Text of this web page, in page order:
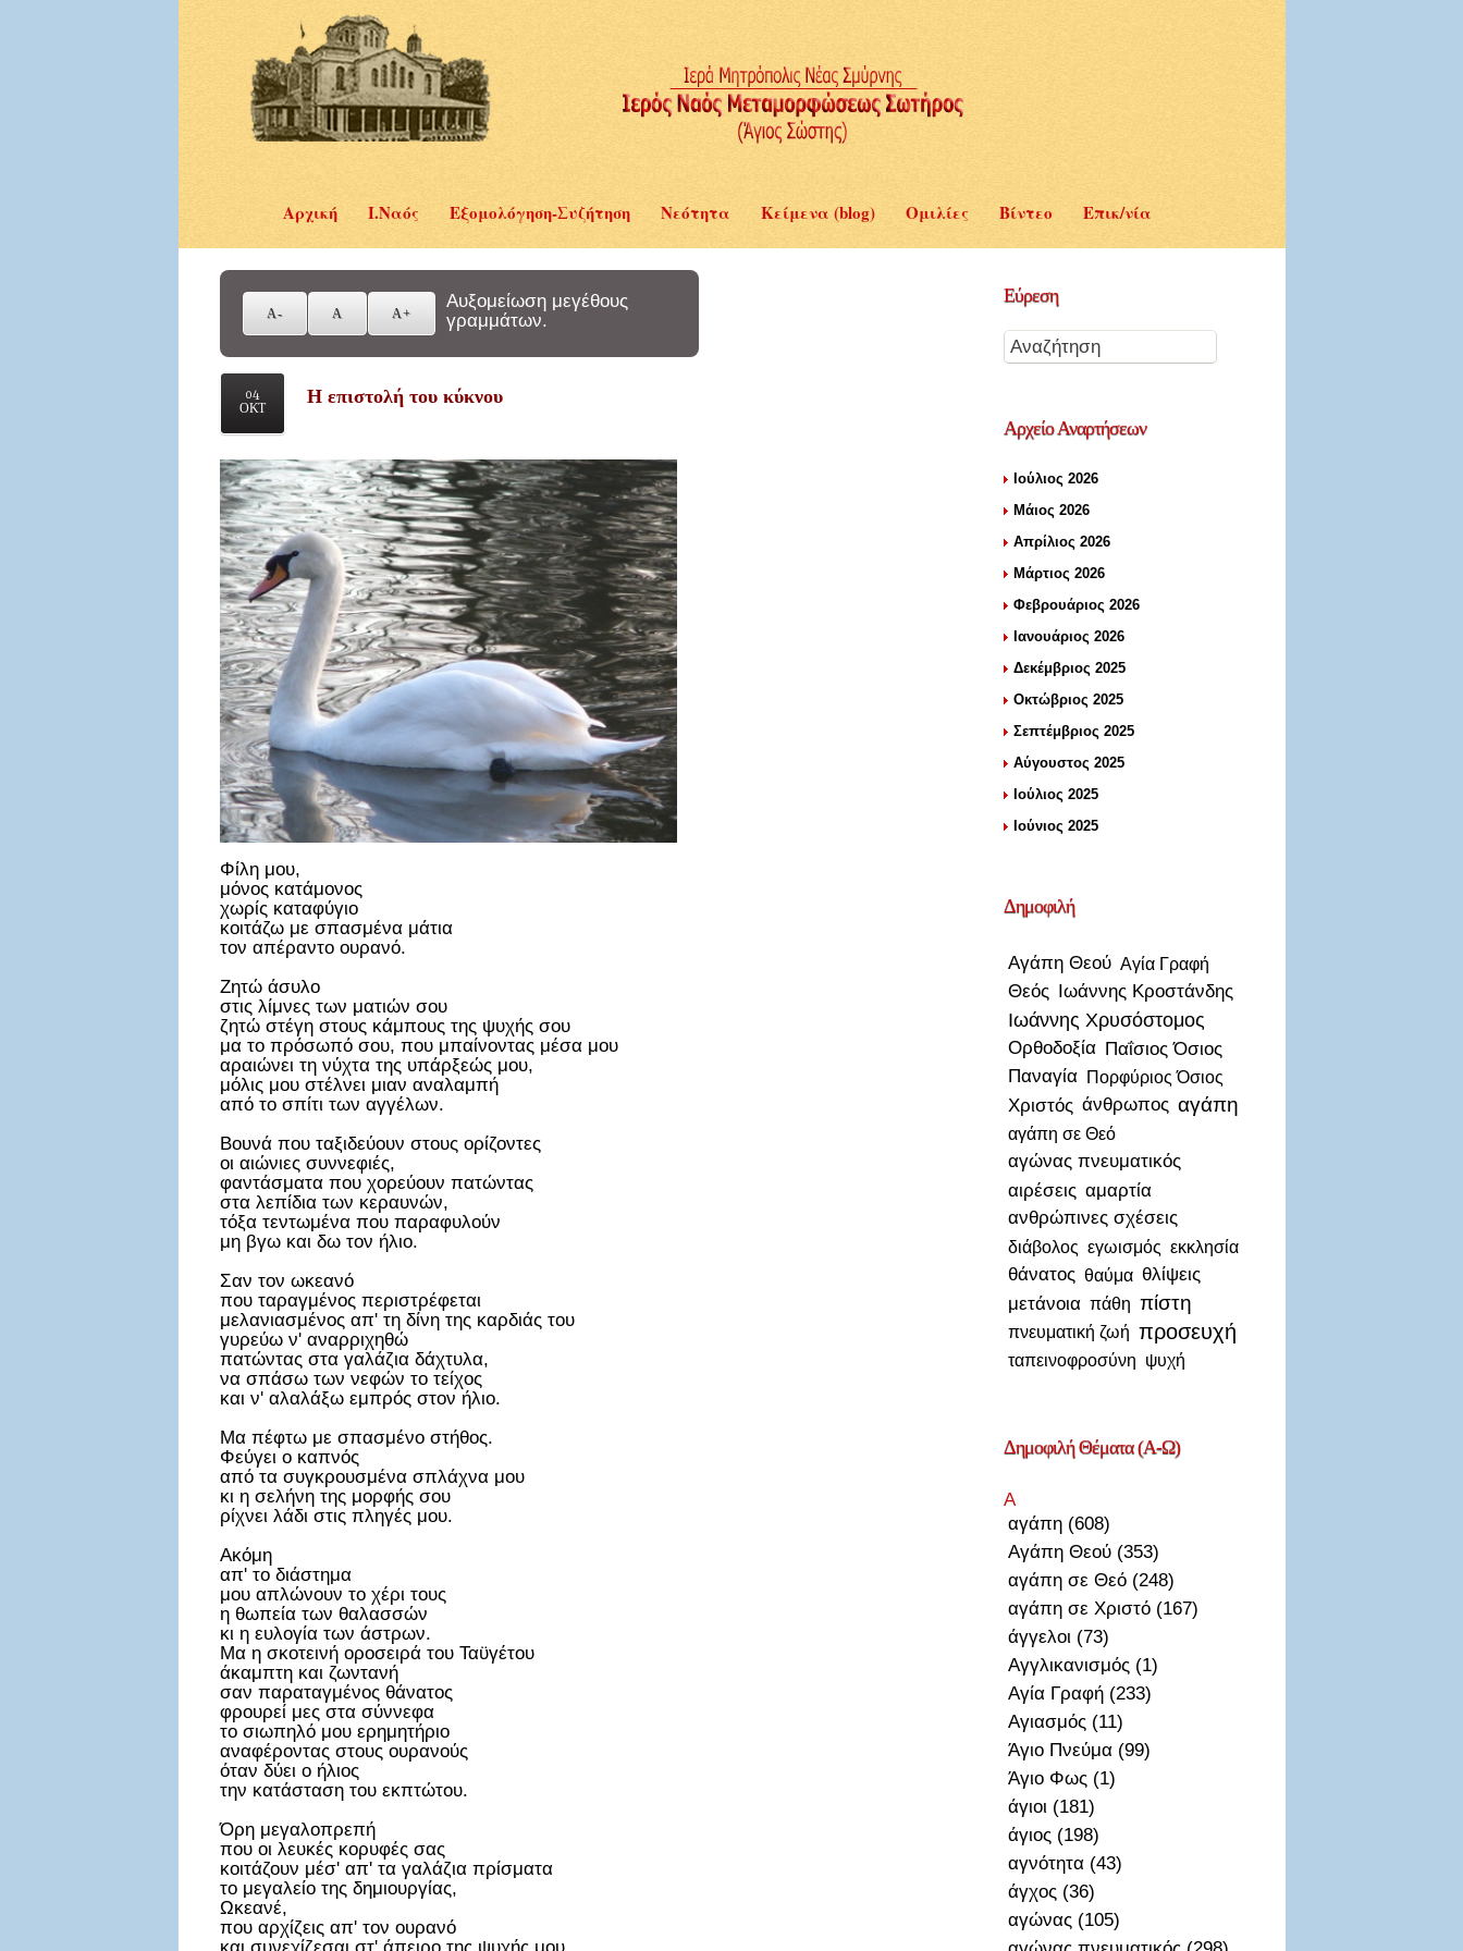
Αρχική Ι.Ναός Εξομολόγηση-Συζήτηση Νεότητα Κείμενα (blog) Ομιλίες Βίντεο Επικ/νία
Αυξομείωση μεγέθους
γραμμάτων.
04
ΟΚΤ
Η επιστολή του κύκνου
Φίλη μου,
μόνος κατάμονος
χωρίς καταφύγιο
κοιτάζω με σπασμένα μάτια
τον απέραντο ουρανό.
Ζητώ άσυλο
στις λίμνες των ματιών σου
ζητώ στέγη στους κάμπους της ψυχής σου
μα το πρόσωπό σου, που μπαίνοντας μέσα μου
αραιώνει τη νύχτα της υπάρξεώς μου,
μόλις μου στέλνει μιαν αναλαμπή
από το σπίτι των αγγέλων.
Βουνά που ταξιδεύουν στους ορίζοντες
οι αιώνιες συννεφιές,
φαντάσματα που χορεύουν πατώντας
στα λεπίδια των κεραυνών,
τόξα τεντωμένα που παραφυλούν
μη βγω και δω τον ήλιο.
Σαν τον ωκεανό
που ταραγμένος περιστρέφεται
μελανιασμένος απ' τη δίνη της καρδιάς του
γυρεύω ν' αναρριχηθώ
πατώντας στα γαλάζια δάχτυλα,
να σπάσω των νεφών το τείχος
και ν' αλαλάξω εμπρός στον ήλιο.
Μα πέφτω με σπασμένο στήθος.
Φεύγει ο καπνός
από τα συγκρουσμένα σπλάχνα μου
κι η σελήνη της μορφής σου
ρίχνει λάδι στις πληγές μου.
Ακόμη
απ' το διάστημα
μου απλώνουν το χέρι τους
η θωπεία των θαλασσών
κι η ευλογία των άστρων.
Μα η σκοτεινή οροσειρά του Ταϋγέτου
άκαμπτη και ζωντανή
σαν παραταγμένος θάνατος
φρουρεί μες στα σύννεφα
το σιωπηλό μου ερημητήριο
αναφέροντας στους ουρανούς
όταν δύει ο ήλιος
την κατάσταση του εκπτώτου.
Όρη μεγαλοπρεπή
που οι λευκές κορυφές σας
κοιτάζουν μέσ' απ' τα γαλάζια πρίσματα
το μεγαλείο της δημιουργίας,
Ωκεανέ,
που αρχίζεις απ' τον ουρανό
Εύρεση
ΑρχείοΑναρτήσεων
Ιούλιος 2026
Μάιος 2026
Απρίλιος 2026
Μάρτιος 2026
Φεβρουάριος 2026
Ιανουάριος 2026
Δεκέμβριος 2025
Οκτώβριος 2025
Σεπτέμβριος 2025
Αύγουστος 2025
Ιούλιος 2025
Ιούνιος 2025
Δημοφιλή
Αγάπη Θεού Αγία Γραφή
Θεός Ιωάννης Κροστάνδης
Ιωάννης Χρυσόστομος
Ορθοδοξία Παΐσιος Όσιος
Παναγία Πορφύριος Όσιος
Χριστός άνθρωπος αγάπη
αγάπη σε Θεό
αγώνας πνευματικός
αιρέσεις αμαρτία
ανθρώπινες σχέσεις
διάβολος εγωισμός εκκλησία
θάνατος θαύμα θλίψεις
μετάνοια πάθη πίστη
πνευματική ζωή προσευχή
ταπεινοφροσύνη ψυχή
ΔημοφιλήΘέματα (Α-Ω)
Α
αγάπη (608)
Αγάπη Θεού (353)
αγάπη σε Θεό (248)
αγάπη σε Χριστό (167)
άγγελοι (73)
Αγγλικανισμός (1)
Αγία Γραφή (233)
Αγιασμός (11)
Άγιο Πνεύμα (99)
Άγιο Φως (1)
άγιοι (181)
άγιος (198)
αγνότητα (43)
άγχος (36)
αγώνας (105)